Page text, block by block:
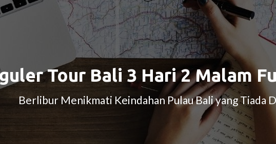
Tour Bali 3 Hari 2 Malam
Berlibur Menikmati Keindahan Pulau Bali yang Tiada